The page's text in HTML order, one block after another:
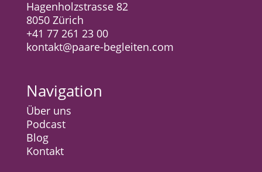
Hagenholzstrasse 82
8050 Zürich
+41 77 261 23 00
kontakt@paare-begleiten.com
Navigation
Über uns
Podcast
Blog
Kontakt